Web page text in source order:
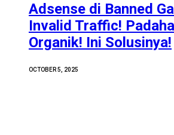
Adsense di Banned
Invalid Traffic!
Organik! Ini Solusinya!
OCTOBER 5, 2025